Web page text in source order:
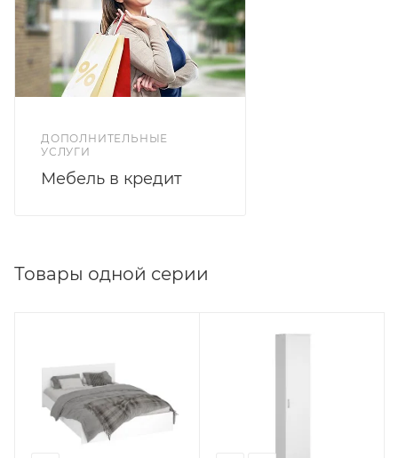
ДОПОЛНИТЕЛЬНЫЕ
УСЛУГИ
Мебель в кредит
Товары одной серии